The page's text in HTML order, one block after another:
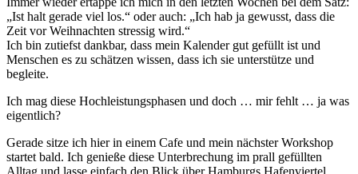
„Ist halt gerade viel los.“ oder auch: „Ich hab ja gewusst, dass die
Zeit vor Weihnachten stressig wird.“
Ich bin zutiefst dankbar, dass mein Kalender gut gefüllt ist und
Menschen es zu schätzen wissen, dass ich sie unterstütze und
begleite.
Ich mag diese Hochleistungsphasen und doch … mir fehlt … ja was
eigentlich?
Gerade sitze ich hier in einem Cafe und mein nächster Workshop
startet bald. Ich genieße diese Unterbrechung im prall gefüllten